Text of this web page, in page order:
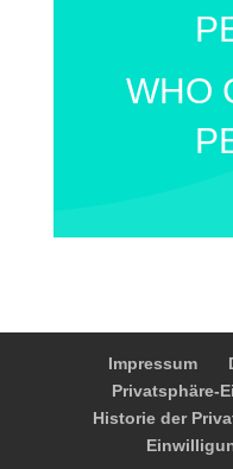
WHO
Impressum
Privatsphäre-
Historie der